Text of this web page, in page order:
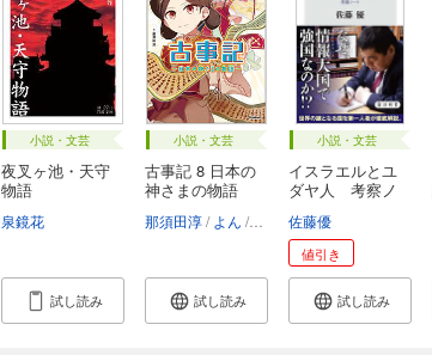
酒井昭伸
小説・文芸
夜叉ヶ池・天守
物語
泉鏡花
試し読み
小説・文芸
古事記 8 日本の
神さまの物語
那須田淳 よん 加藤康子
試し読み
小説・文芸
イスラエルとユ
ダヤ人 考察ノ
佐藤優
値引き
試し読み